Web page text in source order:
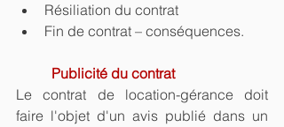
Résiliation du contrat
Fin de contrat – conséquences.
Publicité du contrat
Le contrat de location-gérance doit